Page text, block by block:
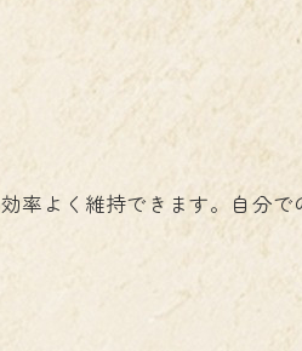
率よく維持できます。自分